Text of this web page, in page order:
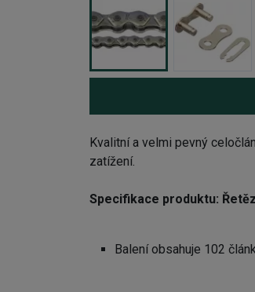
Kvalitní a velmi pevný
zatížení.
Specifikace produktu:
Balení obsahuje 102